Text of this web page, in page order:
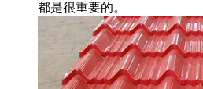
都是很重要的。